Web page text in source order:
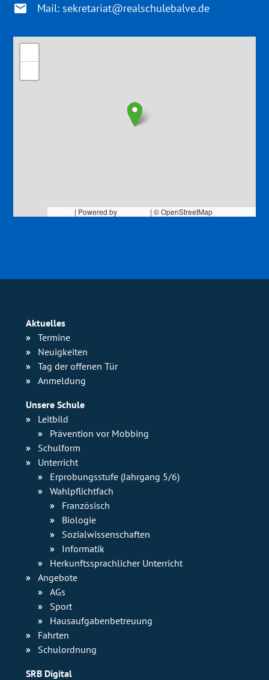
Mail:sekretariat@realschulebalve.de
| Powered by | © OpenStreetMap
Aktuelles
Termine
Neuigkeiten
Tag der offenen Tür
Anmeldung
Unsere Schule
Leitbild
Prävention vor Mobbing
Schulform
Unterricht
Erprobungsstufe (Jahrgang 5/6)
Wahlpflichtfach
Französisch
Biologie
Sozialwissen­schaften
Informatik
Herkunfts­sprachlicher Unterricht
Angebote
AGs
Sport
Hausaufgaben­betreuung
Fahrten
Schulordnung
SRB Digital